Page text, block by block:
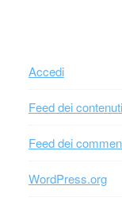
Accedi
Feed dei contenuti
Feed dei
WordPress.org